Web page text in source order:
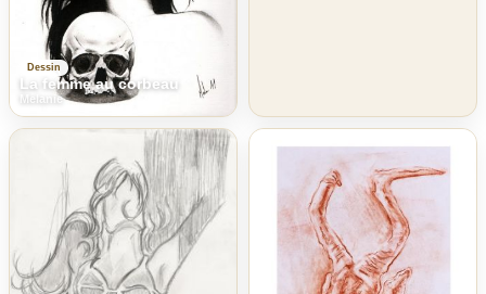
Dessin
La femme au corbeau
Melanie